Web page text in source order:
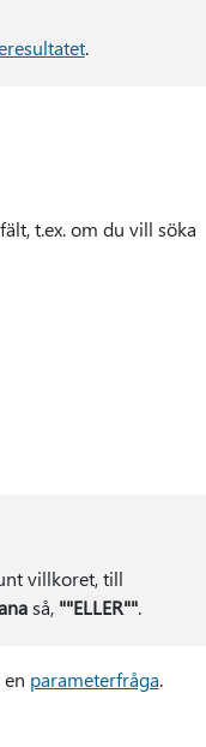
.
t.ex. om du vill söka
villkoret, till
så, ""ELLER"".
parameterfråga.